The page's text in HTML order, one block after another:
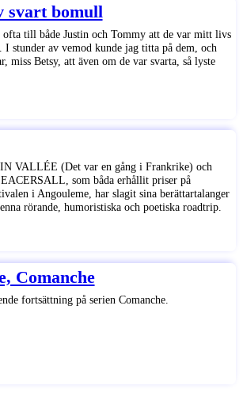
svart bomull
ofta till både Justin och Tommy att de var mitt livs
I stunder av vemod kunde jag titta på dem, och
miss Betsy, att även om de var svarta, så lyste
VALLÉE (Det var en gång i Frankrike) och
som båda erhållit priser på
i Angouleme, har slagit sina berättartalanger
rörande, humoristiska och poetiska roadtrip.
Comanche
fortsättning på serien Comanche.